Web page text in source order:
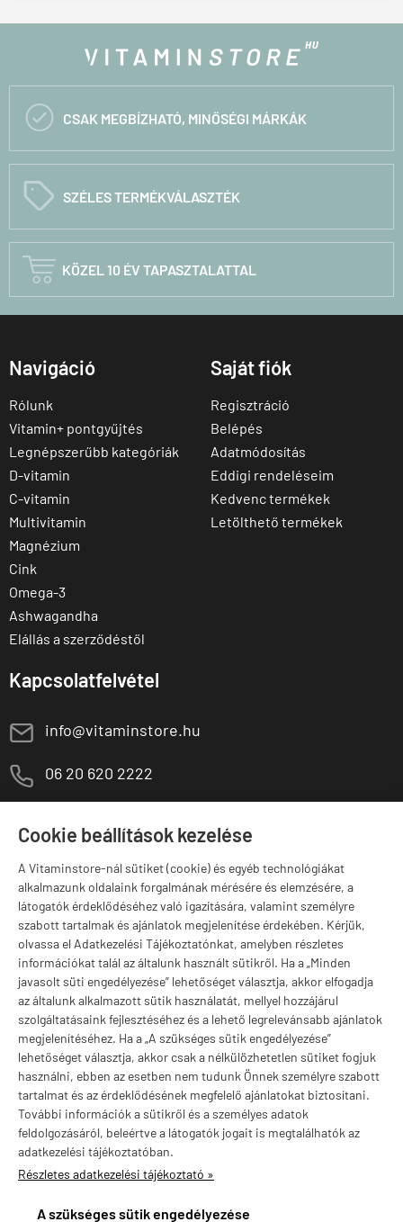
Cookie beállítások kezelése
A Vitaminstore-nál sütiket (cookie) és egyéb technológiákat
alkalmazunk oldalaink forgalmának mérésére és elemzésére, a
látogatók érdeklődéséhez való igazítására, valamint személyre
szabott tartalmak és ajánlatok megjelenítése érdekében. Kérjük,
olvassa el Adatkezelési Tájékoztatónkat, amelyben részletes
információkat talál az általunk használt sütikről. Ha a „Minden
javasolt süti engedélyezése” lehetőséget választja, akkor elfogadja
az általunk alkalmazott sütik használatát, mellyel hozzájárul
szolgáltatásaink fejlesztéséhez és a lehető legrelevánsabb ajánlatok
megjelenítéséhez. Ha a „A szükséges sütik engedélyezése”
lehetőséget választja, akkor csak a nélkülözhetetlen sütiket fogjuk
használni, ebben az esetben nem tudunk Önnek személyre szabott
tartalmat és az érdeklődésének megfelelő ajánlatokat biztosítani.
További információk a sütikről és a személyes adatok
feldolgozásáról, beleértve a látogatók jogait is megtalálhatók az
adatkezelési tájékoztatóban.
Részletes adatkezelési tájékoztató »
A szükséges sütik engedélyezése
 CSAK MEGBÍZHATÓ, MINŐSÉGI MÁRKÁK
C SZÉLES TERMÉKVÁLASZTÉK
 KÖZEL 10 ÉV TAPASZTALATTAL
Navigáció
Rólunk
Vitamin+ pontgyűjtés
Legnépszerűbb kategóriák
D-vitamin
C-vitamin
Multivitamin
Magnézium
Cink
Omega-3
Ashwagandha
Elállás a szerződéstől
Saját fiók
Regisztráció
Belépés
Adatmódosítás
Eddigi rendeléseim
Kedvenc termékek
Letölthető termékek
Kapcsolatfelvétel
E info@vitaminstore.hu
M 06 20 620 2222
Szugló u. 83-85.
Márkák
Valuta választás
vitaminstore.hu -Vitaminstore / Gymstore Hungary